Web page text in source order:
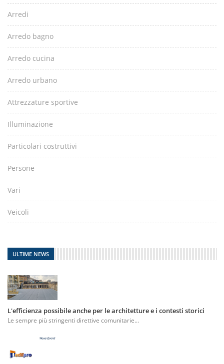
Arredi
Arredo bagno
Arredo cucina
Arredo urbano
Attrezzature sportive
Illuminazione
Particolari costruttivi
Persone
Vari
Veicoli
ULTIME NEWS
L'efficienza possibile anche per le architetture e i contesti storici
Le sempre più stringenti direttive comunitarie...